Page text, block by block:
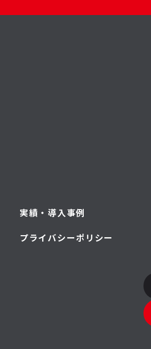
実績・導入事例
プライバシーポリシー